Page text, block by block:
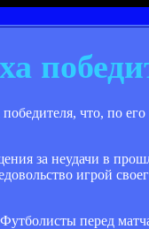
что, по
за неудачи в
игрой
перед